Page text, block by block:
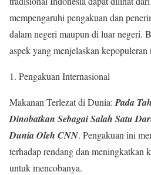
mempengaruhi pengakuan dan
dalam negeri maupun di luar negeri.
aspek yang menjelaskan kepopuleran
1. Pengakuan Internasional
Makanan Terlezat di Dunia: Pada
Dinobatkan Sebagai Salah Satu
Dunia Oleh CNN. Pengakuan ini
terhadap rendang dan meningkatkan
untuk mencobanya.